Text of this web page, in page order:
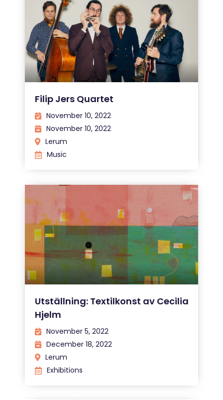
Filip Jers Quartet
November 10, 2022
November 10, 2022
Lerum
Music
Utställning: Textilkonst av Cecilia
Hjelm
November 5, 2022
December 18, 2022
Lerum
Exhibitions